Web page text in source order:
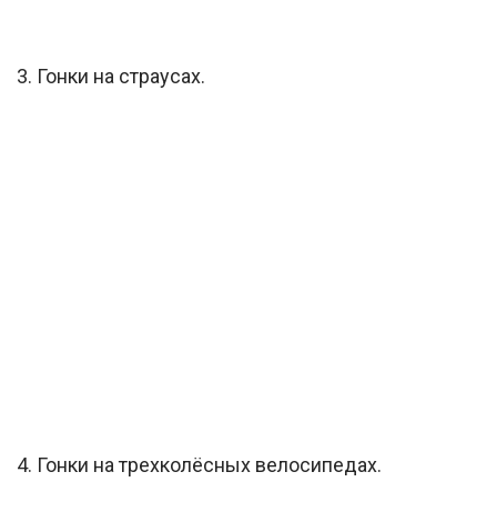
3. Гонки на страусах.
4. Гонки на трехколёсных велосипедах.